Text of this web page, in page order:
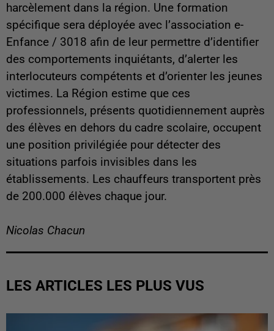
harcèlement dans la région. Une formation
spécifique sera déployée avec l’association e-
Enfance / 3018 afin de leur permettre d’identifier
des comportements inquiétants, d’alerter les
interlocuteurs compétents et d’orienter les jeunes
victimes. La Région estime que ces
professionnels, présents quotidiennement auprès
des élèves en dehors du cadre scolaire, occupent
une position privilégiée pour détecter des
situations parfois invisibles dans les
établissements. Les chauffeurs transportent près
de 200.000 élèves chaque jour.
Nicolas Chacun
LES ARTICLES LES PLUS VUS